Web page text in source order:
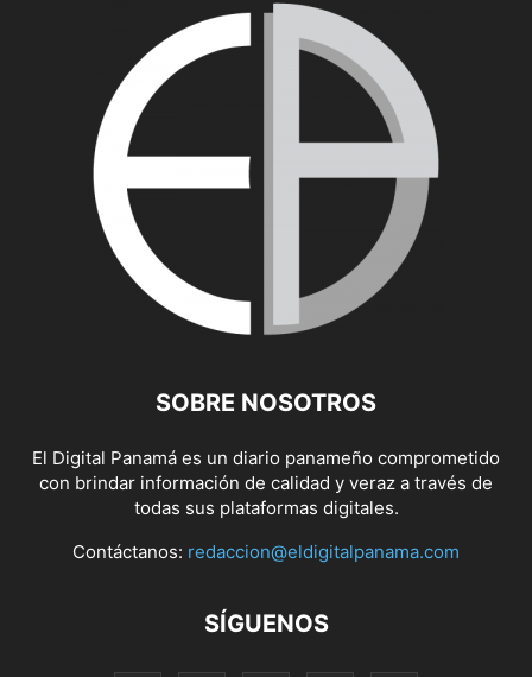
SOBRE NOSOTROS
El Digital Panamá es un diario panameño comprometido
con brindar información de calidad y veraz a través de
todas sus plataformas digitales.
Contáctanos: redaccion@eldigitalpanama.com
SÍGUENOS